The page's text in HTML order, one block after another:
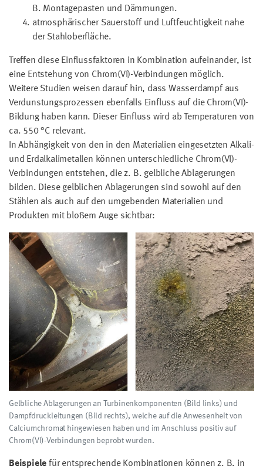
B. Montagepasten und Dämmungen.
atmosphärischer Sauerstoff und Luftfeuchtigkeit nahe
der Stahloberfläche.
Treffen diese Einflussfaktoren in Kombination aufeinander, ist
eine Entstehung von Chrom(VI)-Verbindungen möglich.
Weitere Studien weisen darauf hin, dass Wasserdampf aus
Verdunstungsprozessen ebenfalls Einfluss auf die Chrom(VI)-
Bildung haben kann. Dieser Einfluss wird ab Temperaturen von
ca. 550 °C relevant.
In Abhängigkeit von den in den Materialien eingesetzten Alkali-
und Erdalkalimetallen können unterschiedliche Chrom(VI)-
Verbindungen entstehen, die z. B. gelbliche Ablagerungen
bilden. Diese gelblichen Ablagerungen sind sowohl auf den
Stählen als auch auf den umgebenden Materialien und
Produkten mit bloßem Auge sichtbar:
Gelbliche Ablagerungen an Turbinenkomponenten (Bild links) und
Dampfdruckleitungen (Bild rechts), welche auf die Anwesenheit von
Calciumchromat hingewiesen haben und im Anschluss positiv auf
Chrom(VI)-Verbindungen beprobt wurden.
Beispiele für entsprechende Kombinationen können z. B. in